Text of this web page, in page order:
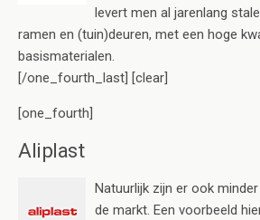
levert men al jarenlang
ramen en (tuin)deuren, met een hoge
basismaterialen.
[/one_fourth_last] [clear]
[one_fourth]
Aliplast
Natuurlijk zijn er ook
de markt. Een voorbeeld